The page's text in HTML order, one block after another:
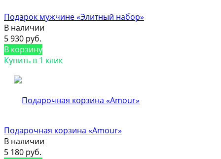
Подарок мужчине «Элитный набор»
В наличии
5 930 руб.
В корзину
Купить в 1 клик
Подарочная корзина «Amour»
В наличии
5 180 руб.